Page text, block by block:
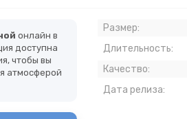
онлайн в
доступна
чтобы вы
атмосферой
Размер:
Длительность:
Качество:
Дата релиза: